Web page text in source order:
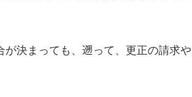
決まっても、遡って、更正の請求や